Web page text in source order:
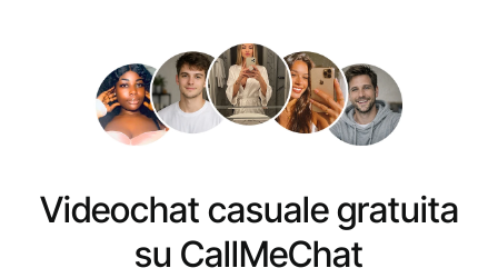
Videochat casuale gratuita
su CallMeChat